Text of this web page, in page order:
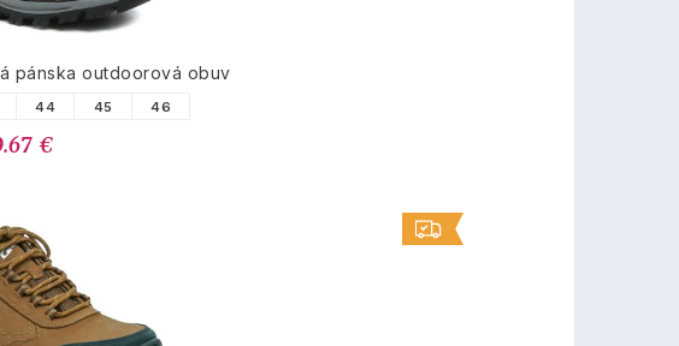
pánska outdoorová obuv
44 45 46
€